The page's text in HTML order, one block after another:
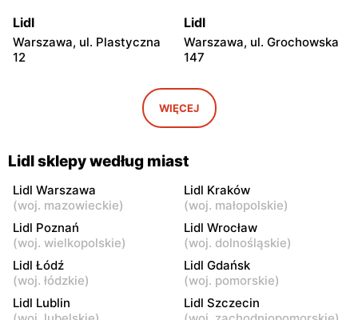
Lidl
Warszawa, ul. Plastyczna
12
Lidl
Warszawa, ul. Grochowska
147
Warszawa, ul. Josepha
Lidl
Warszawa, ul. Marii
Rodziewiczówny 1
Lidl
Warszawa, ul. Fort Służew 2
Lidl
24
Lidl
Warszawa al. Krakowska 79
Lidl
Warszawa, ul. Jana
Kasprowicza 117
Lidl
Warszawa, ul. Modlińska 35
Lidl
Warszawa al.
WIĘCEJ
Lidl sklepy według miast
Lidl Warszawa
(woj. mazowieckie)
Lidl Kraków
(woj. małopolskie)
Lidl Poznań
(woj. wielkopolskie)
Lidl Wrocław
(woj. dolnośląskie)
Lidl Łódź
(woj. łódzkie)
Lidl Gdańsk
(woj. pomorskie)
Lidl Lublin
Lidl Szczecin